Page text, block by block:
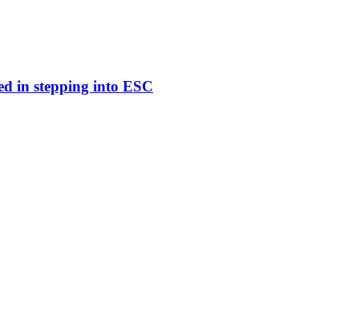
in stepping into ESC